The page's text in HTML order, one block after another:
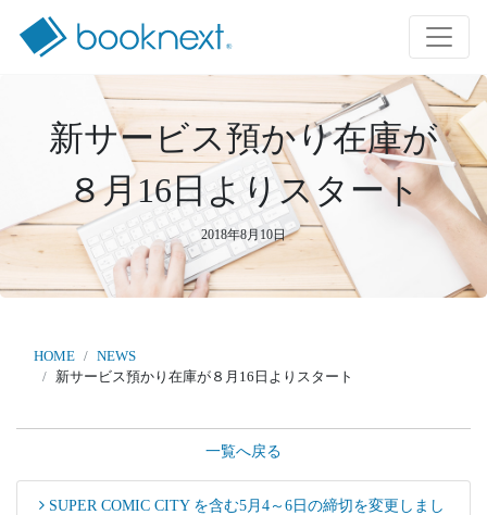
新サービス預かり在庫が
８月16日よりスタート
2018年8月10日
HOME
NEWS
新サービス預かり在庫が８月16日よりスタート
一覧へ戻る
SUPER COMIC CITY を含む5月4～6日の締切を変更しまし